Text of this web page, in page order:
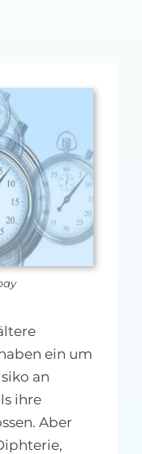
ein um
an
ihre
Aber